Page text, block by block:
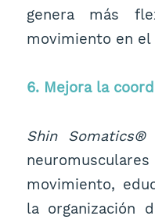
genera más
movimiento en el
6. Mejora la
Shin Somatics®
movimiento,
la organización